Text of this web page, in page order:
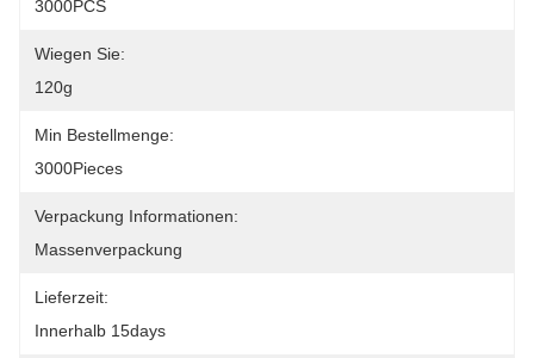
3000PCS
Wiegen Sie:
120g
Min Bestellmenge:
3000Pieces
Verpackung Informationen:
Massenverpackung
Lieferzeit:
Innerhalb 15days